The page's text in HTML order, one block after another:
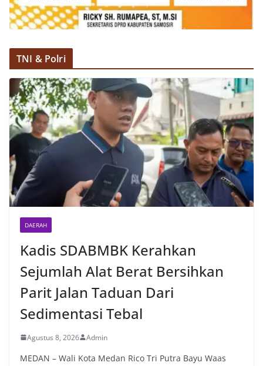
TNI & Polri
DAERAH
Kadis SDABMBK Kerahkan
Sejumlah Alat Berat Bersihkan
Parit Jalan Taduan Dari
Sedimentasi Tebal
Agustus 8, 2026 Admin
MEDAN – Wali Kota Medan Rico Tri Putra Bayu Waas